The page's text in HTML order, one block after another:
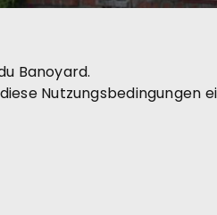
Banoyard.
Nutzungsbedingungen